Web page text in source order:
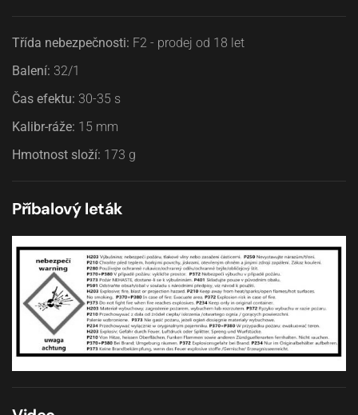
Třída nebezpečnosti: F2 - prodej od 18 let
Balení: 32/1
Čas efektu: 30-35 s
Kalibr-ráže: 15 mm
Hmotnost složí: 173 g
Příbalový leták